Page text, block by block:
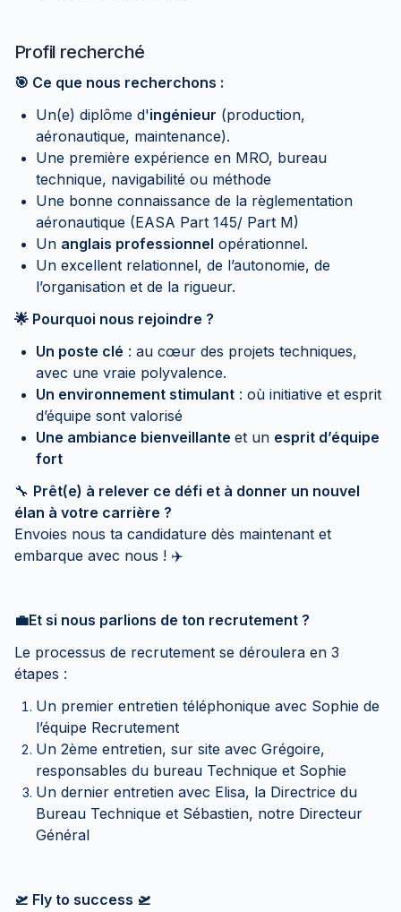
Profil recherché
🎯 Ce que nous recherchons :
Un(e) diplôme d'ingénieur (production,
aéronautique, maintenance).
Une première expérience en MRO, bureau
technique, navigabilité ou méthode
Une bonne connaissance de la règlementation
aéronautique (EASA Part 145/ Part M)
Un anglais professionnel opérationnel.
Un excellent relationnel, de l’autonomie, de
l’organisation et de la rigueur.
🌟 Pourquoi nous rejoindre ?
Un poste clé : au cœur des projets techniques,
avec une vraie polyvalence.
Un environnement stimulant : où initiative et esprit
d’équipe sont valorisé
Une ambiance bienveillante et un esprit d’équipe
fort
🔧 Prêt(e) à relever ce défi et à donner un nouvel
élan à votre carrière ?
Envoies nous ta candidature dès maintenant et
embarque avec nous ! ✈️
💼Et si nous parlions de ton recrutement ?
Le processus de recrutement se déroulera en 3
étapes :
Un premier entretien téléphonique avec Sophie de
l’équipe Recrutement
Un 2ème entretien, sur site avec Grégoire,
responsables du bureau Technique et Sophie
Un dernier entretien avec Elisa, la Directrice du
Bureau Technique et Sébastien, notre Directeur
Général
🛫 Fly to success 🛫